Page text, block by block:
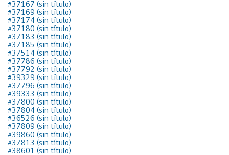
#37167 (sin título)
#37169 (sin título)
#37174 (sin título)
#37180 (sin título)
#37183 (sin título)
#37185 (sin título)
#37514 (sin título)
#37786 (sin título)
#37792 (sin título)
#39329 (sin título)
#37796 (sin título)
#39333 (sin título)
#37800 (sin título)
#37804 (sin título)
#36526 (sin título)
#37809 (sin título)
#39860 (sin título)
#37813 (sin título)
#38601 (sin título)